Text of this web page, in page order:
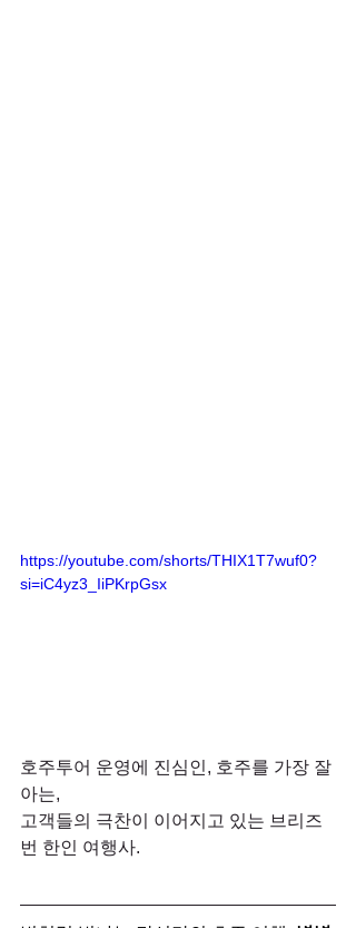
https://youtube.com/shorts/THIX1T7wuf0?
si=iC4yz3_IiPKrpGsx
﻿호주투어 운영에 진심인, 호주를 가장 잘
아는,
고객들의 극찬이 이어지고 있는 브리즈
번 한인 여행사.